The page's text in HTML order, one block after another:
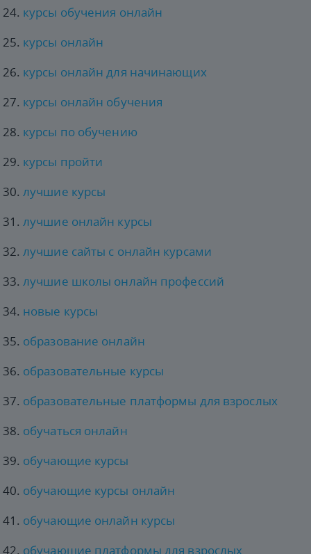
курсы обучения онлайн
курсы онлайн
курсы онлайн для начинающих
курсы онлайн обучения
курсы по обучению
курсы пройти
лучшие курсы
лучшие онлайн курсы
лучшие сайты с онлайн курсами
лучшие школы онлайн профессий
новые курсы
образование онлайн
образовательные курсы
образовательные платформы для взрослых
обучаться онлайн
обучающие курсы
обучающие курсы онлайн
обучающие онлайн курсы
обучающие платформы для взрослых